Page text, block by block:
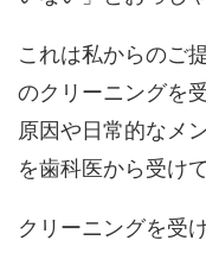
これは私からのご
のクリーニングを
原因や日常的なメ
を歯科医から受け
クリーニングを受